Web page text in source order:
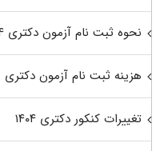
نحوه ثبت نام آزمون دکتری ۱۴۰۴
هزینه ثبت نام آزمون دکتری
تغییرات کنکور دکتری ۱۴۰۴